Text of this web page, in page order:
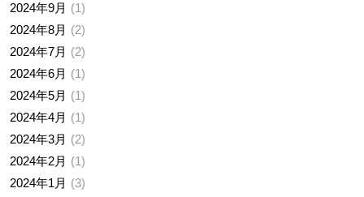
2024年9月
1
2024年8月
2
2024年7月
2
2024年6月
1
2024年5月
1
2024年4月
1
2024年3月
2
2024年2月
1
2024年1月
3